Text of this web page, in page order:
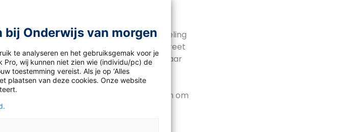
met de leerling. Door terugkoppeling
is. Vraag aan je leerlingen om zo concreet
hebben, wat ze al af hebben of waar
op hun leervragen? Zijn de
je dat een leerling te laat is met het
dan op tijd aan. Wat je precies kunt doen om
lees je in
Onderwijs van morgen
te analyseren en het gebruiksgemak voor je
wij kunnen niet zien wie (individu/pc) de
toestemming vereist. Als je op ‘Alles
plaatsen van deze cookies. Onze website